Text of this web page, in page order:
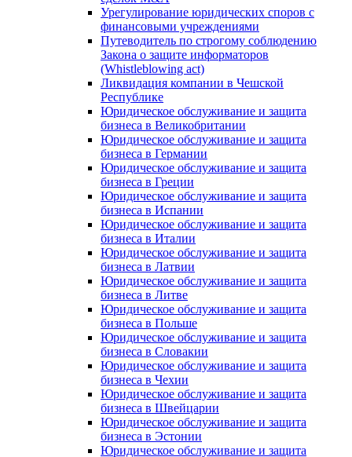
Урегулирование юридических споров с
финансовыми учреждениями
Путеводитель по строгому соблюдению
Закона о защите информаторов
(Whistleblowing act)
Ликвидация компании в Чешской
Республике
Юридическое обслуживание и защита
бизнеса в Великобритании
Юридическое обслуживание и защита
бизнеса в Германии
Юридическое обслуживание и защита
бизнеса в Греции
Юридическое обслуживание и защита
бизнеса в Испании
Юридическое обслуживание и защита
бизнеса в Италии
Юридическое обслуживание и защита
бизнеса в Латвии
Юридическое обслуживание и защита
бизнеса в Литве
Юридическое обслуживание и защита
бизнеса в Польше
Юридическое обслуживание и защита
бизнеса в Словакии
Юридическое обслуживание и защита
бизнеса в Чехии
Юридическое обслуживание и защита
бизнеса в Швейцарии
Юридическое обслуживание и защита
бизнеса в Эстонии
Юридическое обслуживание и защита